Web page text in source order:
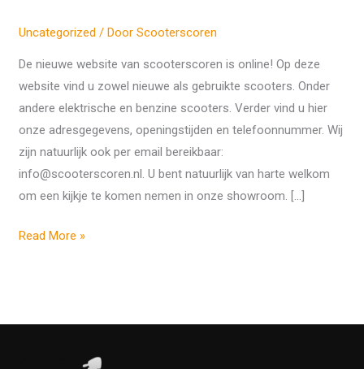
Uncategorized / DoorScooterscoren
De nieuwe website van scooterscoren is online! Op deze
website vind u zowel nieuwe als gebruikte scooters. Onder
andere elektrische en benzine scooters. Verder vind u hier
onze adresgegevens, openingstijden en telefoonnummer. Wij
zijn natuurlijk ook per email bereikbaar:
info@scooterscoren.nl. U bent natuurlijk van harte welkom
om een kijkje te komen nemen in onze showroom. […]
Read More »